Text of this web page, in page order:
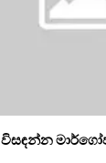
විසඳන්න